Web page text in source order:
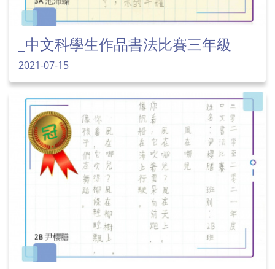
_中文科學生作品書法比賽三年級
2021-07-15